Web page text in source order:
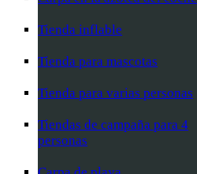
Tienda inflable
Tienda para mascotas
Tienda para varias personas
Tiendas de campaña para 4
personas